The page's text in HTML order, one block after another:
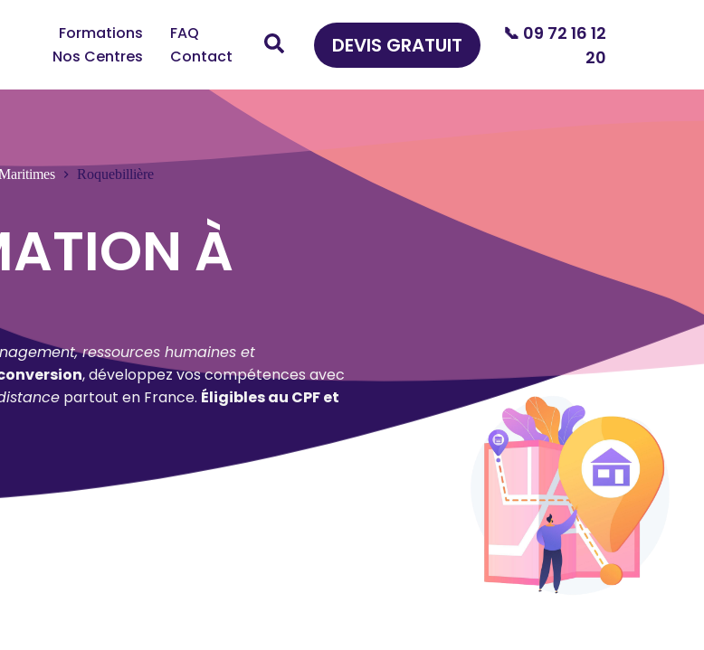
Formations
FAQ
Nos Centres
Contact DEVIS GRATUIT
📞 09 72 16 12
20
Roquebillière
À
ressources humaines et
, développez vos compétences avec
partout en France. Éligibles au CPF et